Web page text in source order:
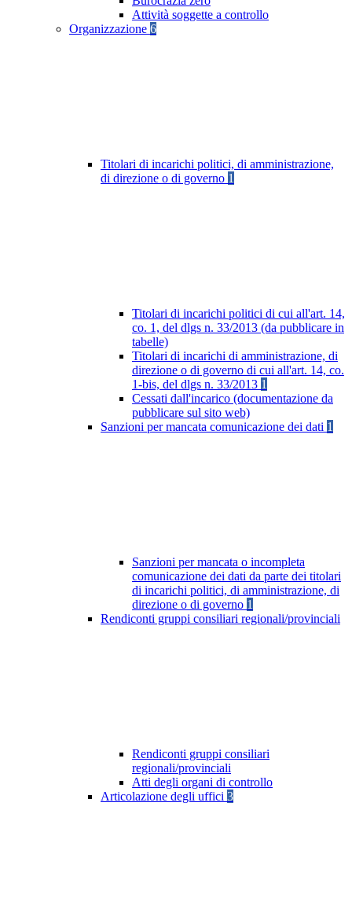
Attività soggette a controllo
Organizzazione 6
Titolari di incarichi politici, di amministrazione,
di direzione o di governo 1
Titolari di incarichi politici di cui all'art. 14,
co. 1, del dlgs n. 33/2013 (da pubblicare in
tabelle)
Titolari di incarichi di amministrazione, di
direzione o di governo di cui all'art. 14, co.
1-bis, del dlgs n. 33/2013 1
Cessati dall'incarico (documentazione da
pubblicare sul sito web)
Sanzioni per mancata comunicazione dei dati 1
Sanzioni per mancata o incompleta
comunicazione dei dati da parte dei titolari
di incarichi politici, di amministrazione, di
direzione o di governo 1
Rendiconti gruppi consiliari regionali/provinciali
Rendiconti gruppi consiliari
regionali/provinciali
Atti degli organi di controllo
Articolazione degli uffici 3